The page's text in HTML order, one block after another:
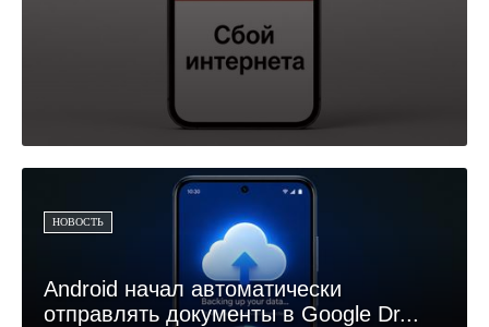
НОВОСТЬ
Android начал автоматически
отправлять документы в Google Dr...